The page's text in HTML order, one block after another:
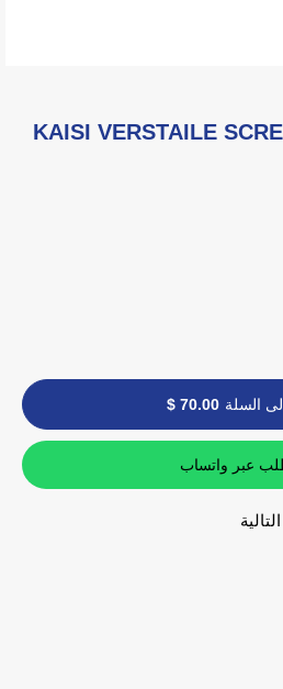
KAISI VERSTAILE
السلة 70.00 $
عبر واتساب